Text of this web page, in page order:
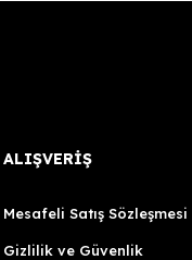
ALIŞVERİŞ
Mesafeli Satış Sözleşmesi
Gizlilik ve Güvenlik